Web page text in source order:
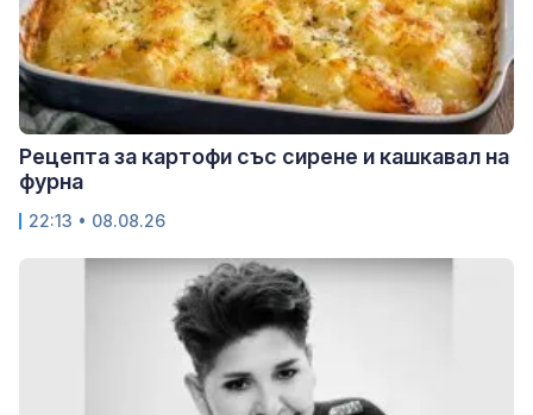
Рецепта за картофи със сирене и кашкавал на
фурна
22:13 • 08.08.26